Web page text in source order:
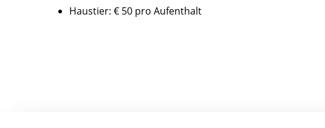
Haustier: € 50 pro Aufenthalt